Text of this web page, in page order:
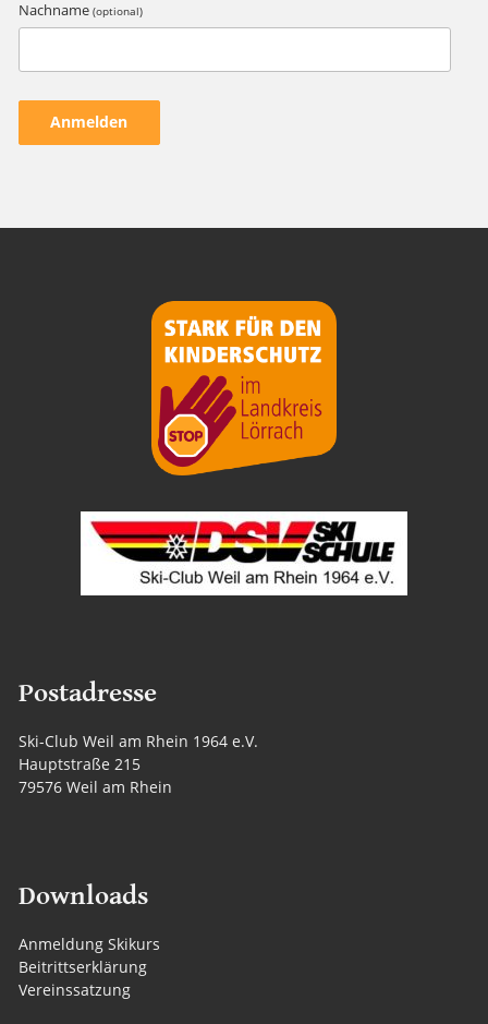
Nachname (optional)
Postadresse
Ski-Club Weil am Rhein 1964 e.V.
Hauptstraße 215
79576 Weil am Rhein
Downloads
Anmeldung Skikurs
Beitrittserklärung
Vereinssatzung